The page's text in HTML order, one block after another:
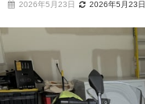
2026年5月23日 2026年5月23日